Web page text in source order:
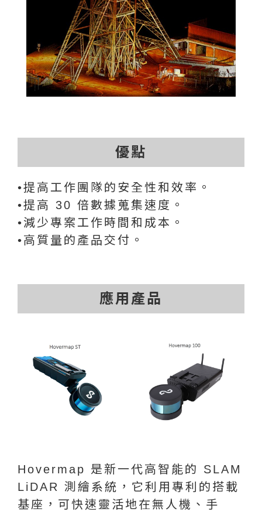
優點
•提高工作團隊的安全性和效率。
•提高 30 倍數據蒐集速度。
•減少專案工作時間和成本。
•高質量的產品交付。
應用產品
Hovermap 是新一代高智能的 SLAM
LiDAR 測繪系統，它利用專利的搭載
基座，可快速靈活地在無人機、手